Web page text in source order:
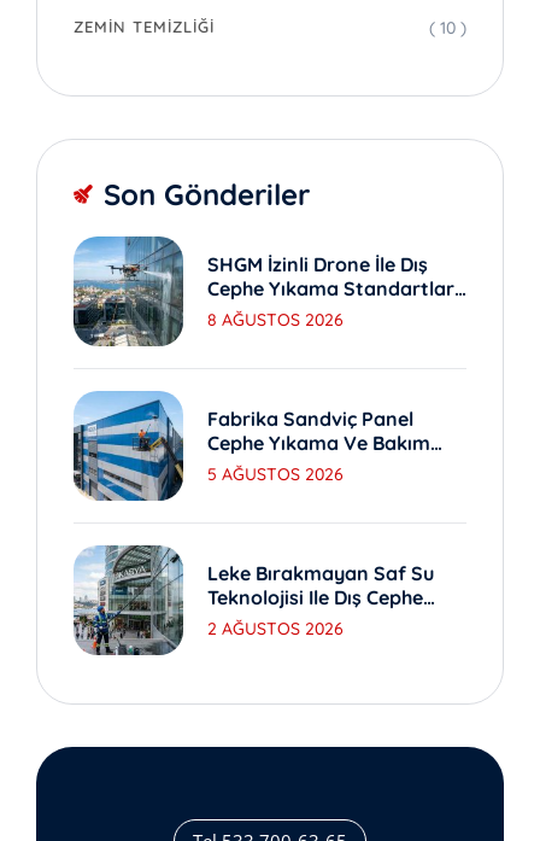
ZEMIN TEMIZLIĞI ( 10 )
Son Gönderiler
SHGM İzinli Drone İle Dış
Cephe Yıkama Standartları
Nedir?
8 AĞUSTOS 2026
Fabrika Sandviç Panel
Cephe Yıkama Ve Bakım
Yöntemleri
5 AĞUSTOS 2026
Leke Bırakmayan Saf Su
Teknolojisi Ile Dış Cephe
Yıkama
2 AĞUSTOS 2026